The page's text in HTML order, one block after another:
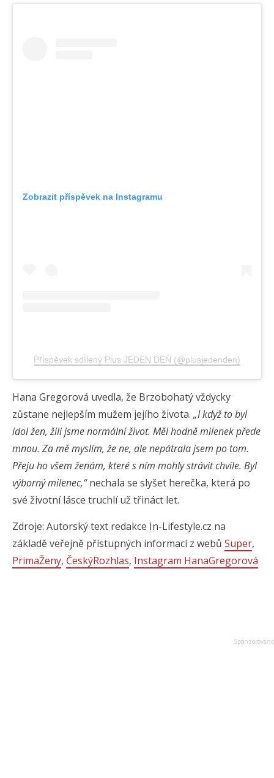
Zobrazit příspěvek na Instagramu
Příspěvek sdílený Plus JEDEN DEŇ (@plusjedenden)
Hana Gregorová uvedla, že Brzobohatý vždycky
zůstane nejlepším mužem jejího života. „I když to byl
idol žen, žili jsme normální život. Měl hodně milenek přede
mnou. Za mě myslím, že ne, ale nepátrala jsem po tom.
Přeju ho všem ženám, které s ním mohly strávit chvíle. Byl
výborný milenec,“nechala se slyšet herečka, která po
své životní lásce truchlí už třináct let.
Zdroje: Autorský text redakce In-Lifestyle.cz na
základě veřejně přístupných informací z webů Super,
PrimaŽeny, ČeskýRozhlas, Instagram HanaGregorová